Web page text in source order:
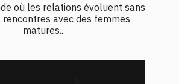
où les relations évoluent sans
rencontres avec des femmes
matures...